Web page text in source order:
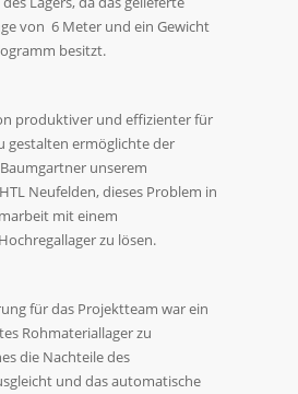
von 6 Meter und ein Gewicht
besitzt.
produktiver und effizienter für
gestalten ermöglichte der
unserem
Neufelden, dieses Problem in
mit einem
zu lösen.
für das Projektteam war ein
Rohmateriallager zu
die Nachteile des
und das automatische